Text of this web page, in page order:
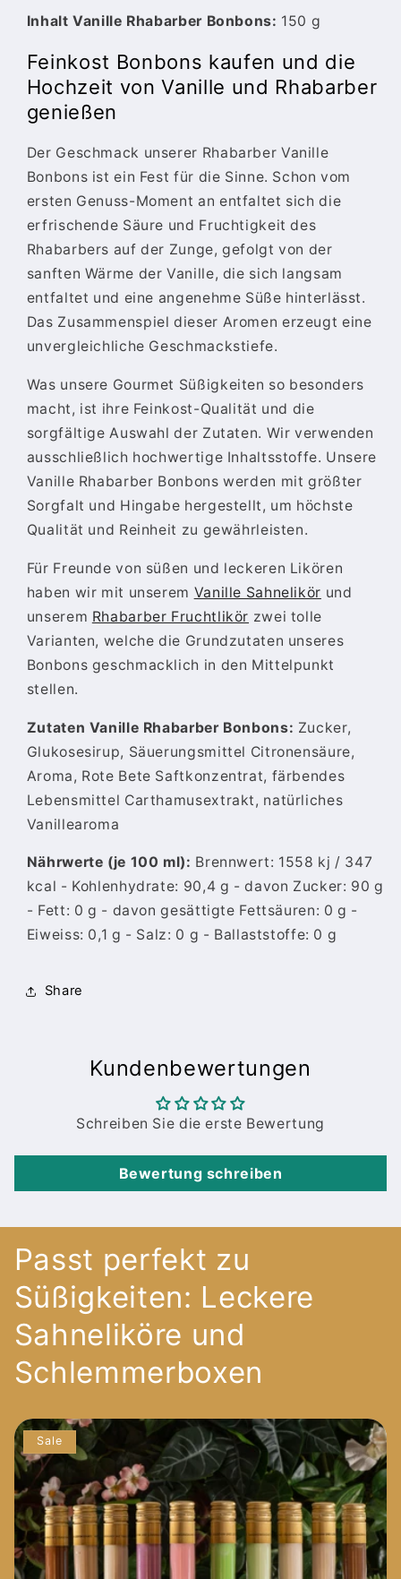
Inhalt Vanille Rhabarber Bonbons: 150 g
Feinkost Bonbons kaufen und die
Hochzeit von Vanille und Rhabarber
genießen
Der Geschmack unserer Rhabarber Vanille
Bonbons ist ein Fest für die Sinne. Schon vom
ersten Genuss-Moment an entfaltet sich die
erfrischende Säure und Fruchtigkeit des
Rhabarbers auf der Zunge, gefolgt von der
sanften Wärme der Vanille, die sich langsam
entfaltet und eine angenehme Süße hinterlässt.
Das Zusammenspiel dieser Aromen erzeugt eine
unvergleichliche Geschmackstiefe.
Was unsere Gourmet Süßigkeiten so besonders
macht, ist ihre Feinkost-Qualität und die
sorgfältige Auswahl der Zutaten. Wir verwenden
ausschließlich hochwertige Inhaltsstoffe. Unsere
Vanille Rhabarber Bonbons werden mit größter
Sorgfalt und Hingabe hergestellt, um höchste
Qualität und Reinheit zu gewährleisten.
Für Freunde von süßen und leckeren Likören
haben wir mit unserem Vanille Sahnelikör und
unserem Rhabarber Fruchtlikör zwei tolle
Varianten, welche die Grundzutaten unseres
Bonbons geschmacklich in den Mittelpunkt
stellen.
Zutaten Vanille Rhabarber Bonbons: Zucker,
Glukosesirup, Säuerungsmittel Citronensäure,
Aroma, Rote Bete Saftkonzentrat, färbendes
Lebensmittel Carthamusextrakt, natürliches
Vanillearoma
Nährwerte (je 100 ml): Brennwert: 1558 kj / 347
kcal - Kohlenhydrate: 90,4 g - davon Zucker: 90 g
- Fett: 0 g - davon gesättigte Fettsäuren: 0 g -
Eiweiss: 0,1 g - Salz: 0 g - Ballaststoffe: 0 g
Share
Kundenbewertungen
Schreiben Sie die erste Bewertung
Bewertung schreiben
Passt perfekt zu
Süßigkeiten: Leckere
Sahneliköre und
Schlemmerboxen
Sale